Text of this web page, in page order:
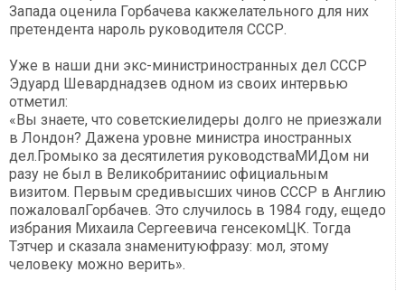
Запада оценила Горбачева какжелательного для них
претендента нароль руководителя СССР.
Уже в наши дни экс-министриностранных дел СССР
Эдуард Шеварднадзев одном из своих интервью
отметил:
«Вы знаете, что советскиелидеры долго не приезжали
в Лондон? Дажена уровне министра иностранных
дел.Громыко за десятилетия руководстваМИДом ни
разу не был в Великобританиис официальным
визитом. Первым средивысших чинов СССР в Англию
пожаловалГорбачев. Это случилось в 1984 году, ещедо
избрания Михаила Сергеевича генсекомЦК. Тогда
Тэтчер и сказала знаменитуюфразу: мол, этому
человеку можно верить».